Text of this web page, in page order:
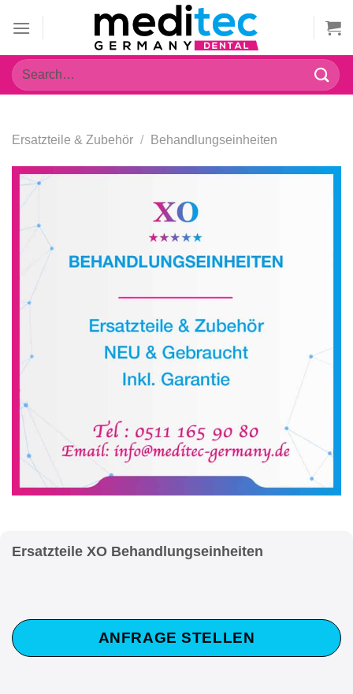
Inhalt
Search
for:
Ersatzteile & Zubehör / Behandlungseinheiten
Ersatzteile XO Behandlungseinheiten
ANFRAGE STELLEN